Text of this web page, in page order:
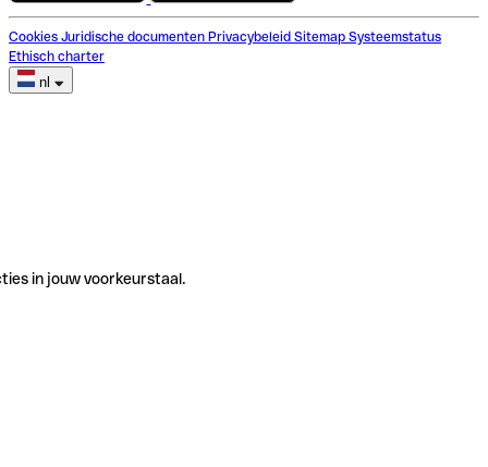
Cookies Juridische documenten Privacybeleid Sitemap Systeemstatus
Ethisch charter
nl
in jouw voorkeurstaal.